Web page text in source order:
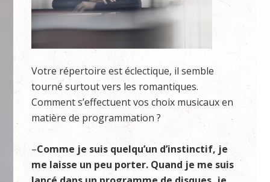
Votre répertoire est éclectique, il semble
tourné surtout vers les romantiques.
Comment s’effectuent vos choix musicaux en
matière de programmation ?
–Comme je suis quelqu’un d’instinctif, je
me laisse un peu porter. Quand je me suis